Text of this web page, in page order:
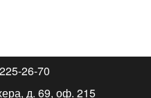
26-70
д. 69, оф. 215